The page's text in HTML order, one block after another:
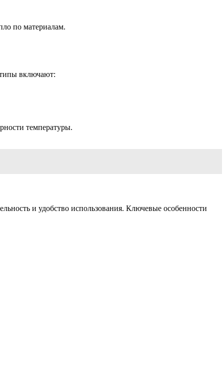
по материалам.
включают:
температуры.
и удобство использования. Ключевые особенности